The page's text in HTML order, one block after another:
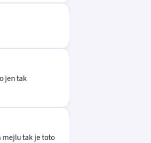
jen tak
mejlu tak je toto